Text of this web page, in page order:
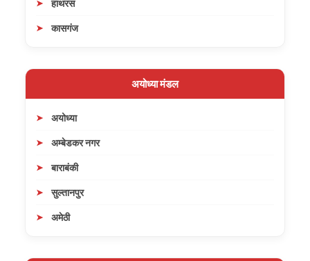
हाथरस
कासगंज
अयोध्या मंडल
अयोध्या
अम्बेडकर नगर
बाराबंकी
सुल्तानपुर
अमेठी